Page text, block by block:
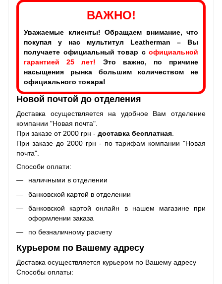
ВАЖНО!
Уважаемые клиенты! Обращаем внимание, что
покупая у нас мультитул Leatherman – Вы
получаете официальный товар с официальной
гарантией 25 лет! Это важно, по причине
насыщения рынка большим количеством не
официального товара!
Новой почтой до отделения
Доставка осуществляется на удобное Вам отделение
компании "Новая почта".
При заказе от 2000 грн - доставка бесплатная
При заказе до 2000 грн - по тарифам компании "Новая
почта".
Способи оплати:
наличными в отделении
банковской картой в отделении
банковской картой онлайн в нашем магазине при
оформлении заказа
по безналичному расчету
Курьером по Вашему адресу
Доставка осуществляется курьером по Вашему адресу
Способы оплаты: